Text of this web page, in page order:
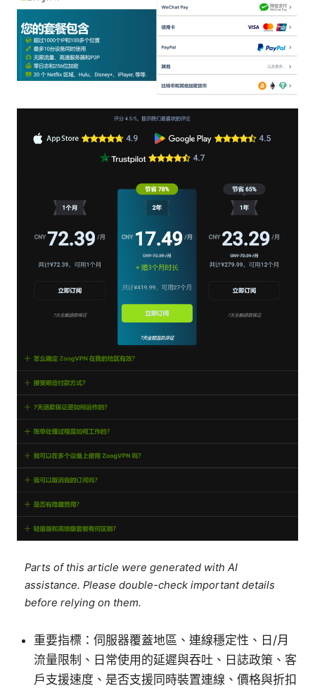
Parts of this article were generated with AI
assistance. Please double-check important details
before relying on them.
重要指標：伺服器覆蓋地區、連線穩定性、日/月
流量限制、日常使用的延遲與吞吐、日誌政策、客
戶支援速度、是否支援同時裝置連線、價格與折扣